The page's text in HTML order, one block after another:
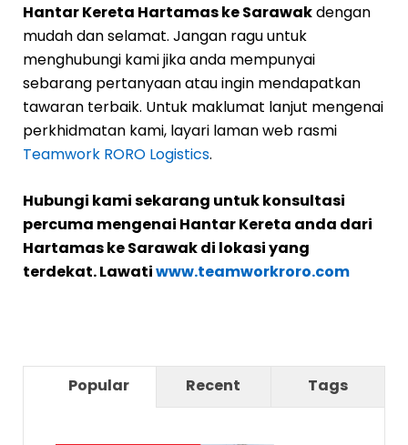
Hantar Kereta Hartamas ke Sarawakdengan
mudah dan selamat. Jangan ragu untuk
menghubungi kami jika anda mempunyai
sebarang pertanyaan atau ingin mendapatkan
tawaran terbaik. Untuk maklumat lanjut mengenai
perkhidmatan kami, layari laman web rasmi
Teamwork RORO Logistics.
Hubungi kami sekarang untuk konsultasi
percuma mengenai Hantar Kereta anda dari
Hartamas ke Sarawak di lokasi yang
terdekat. Lawatiwww.teamworkroro.com
Popular Recent Tags